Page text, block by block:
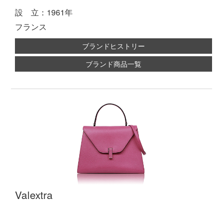
設 立：1961年
フランス
ブランドヒストリー
ブランド商品一覧
Valextra